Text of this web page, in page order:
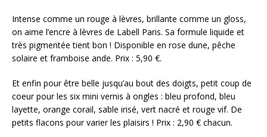
Intense comme un rouge à lèvres, brillante comme un gloss,
on aime l’encre à lèvres de Labell Paris. Sa formule liquide et
très pigmentée tient bon ! Disponible en rose dune, pêche
solaire et framboise ande. Prix : 5,90 €.
Et enfin pour être belle jusqu’au bout des doigts, petit coup de
coeur pour les six mini vernis à ongles : bleu profond, bleu
layette, orange corail, sable irisé, vert nacré et rouge vif. De
petits flacons pour varier les plaisirs ! Prix : 2,90 € chacun.